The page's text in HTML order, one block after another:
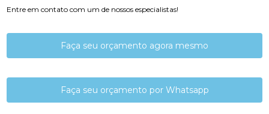
Entre em contato com um de nossos especialistas!
Faça seu orçamento agora mesmo
Faça seu orçamento por Whatsapp